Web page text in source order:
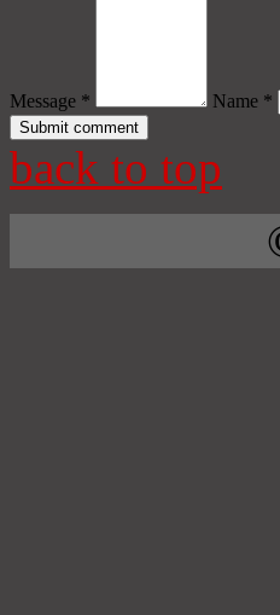
Message * Name *
back to top